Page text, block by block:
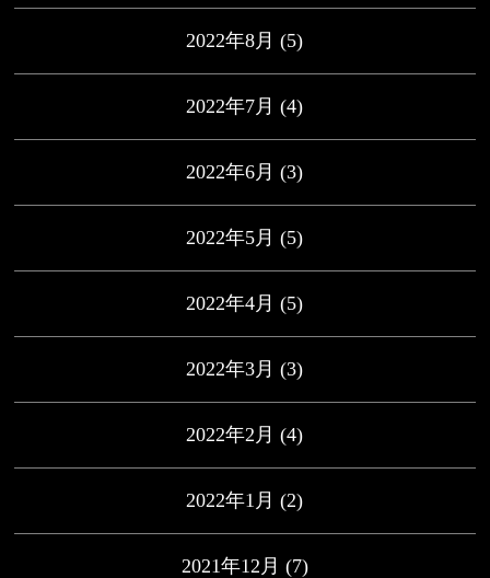
2022年8月 (5)
2022年7月 (4)
2022年6月 (3)
2022年5月 (5)
2022年4月 (5)
2022年3月 (3)
2022年2月 (4)
2022年1月 (2)
2021年12月 (7)